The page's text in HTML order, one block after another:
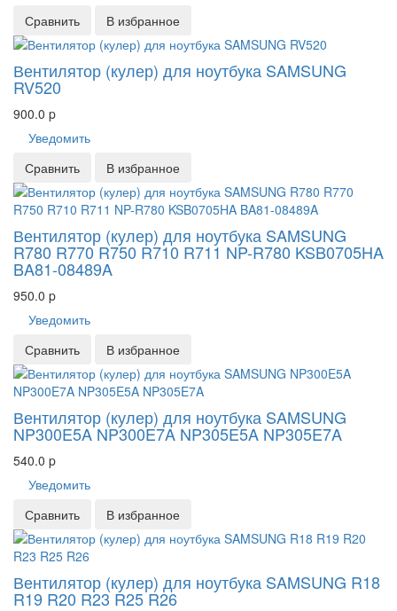
Сравнить
В избранное
Вентилятор (кулер) для ноутбука SAMSUNG
RV520
900.0 p
Уведомить
Сравнить
В избранное
Вентилятор (кулер) для ноутбука SAMSUNG
R780 R770 R750 R710 R711 NP-R780 KSB0705HA
BA81-08489A
950.0 p
Уведомить
Сравнить
В избранное
Вентилятор (кулер) для ноутбука SAMSUNG
NP300E5A NP300E7A NP305E5A NP305E7A
540.0 p
Уведомить
Сравнить
В избранное
Вентилятор (кулер) для ноутбука SAMSUNG R18
R19 R20 R23 R25 R26